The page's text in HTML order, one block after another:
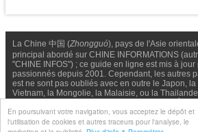
En poursuivant votre navigation, vous acceptez le dépôt et
l'utilisation de cookies et autres traceurs pour l'analyse, le
La Chine 中国 (Zhongguó), pays de l'Asie
principal abordé sur CHINE INFORMATIONS
"CHINE INFOS") ; ce guide en ligne est mis à
passionnés depuis 2001. Cependant, les autres
est ne sont pas oubliés avec en outre le Japon, la
Vietnam, la Mongolie, la Malaisie, ou la
© Chine Informations, 2026 -